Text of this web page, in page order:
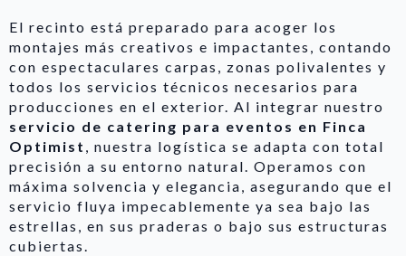
El recinto está preparado para acoger los
montajes más creativos e impactantes, contando
con espectaculares carpas, zonas polivalentes y
todos los servicios técnicos necesarios para
producciones en el exterior. Al integrar nuestro
servicio de catering para eventos en Finca
Optimist , nuestra logística se adapta con total
precisión a su entorno natural. Operamos con
máxima solvencia y elegancia, asegurando que el
servicio fluya impecablemente ya sea bajo las
estrellas, en sus praderas o bajo sus estructuras
cubiertas.